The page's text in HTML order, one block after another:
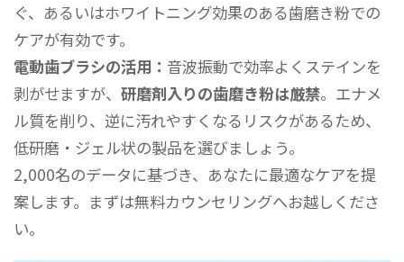
ぐ、あるいはホワイトニング効果のある歯磨き粉での
ケアが有効です。
電動歯ブラシの活用： 音波振動で効率よくステインを
剥がせますが、研磨剤入りの歯磨き粉は厳禁。エナメ
ル質を削り、逆に汚れやすくなるリスクがあるため、
低研磨・ジェル状の製品を選びましょう。
2,000名のデータに基づき、あなたに最適なケアを提
案します。まずは無料カウンセリングへお越しくださ
い。